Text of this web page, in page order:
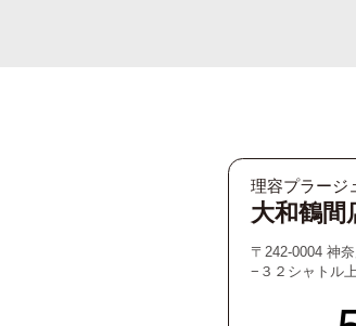
理容プラージ
大和鶴間
〒242-0004 神
−３２シャトル